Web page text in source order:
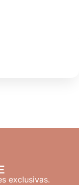
exclusivas.